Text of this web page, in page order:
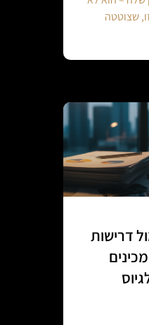
שצוטטה
דרישות